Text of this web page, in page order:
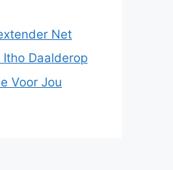
Net
Daalderop
Voor Jou